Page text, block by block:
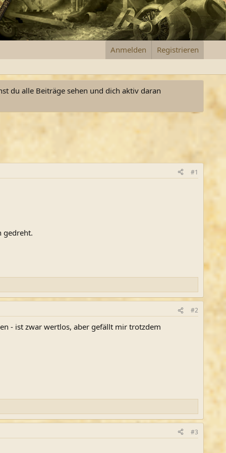
Anmelden Registrieren
du alle Beiträge sehen und dich aktiv daran
#1
gedreht.
#2
- ist zwar wertlos, aber gefällt mir trotzdem
#3